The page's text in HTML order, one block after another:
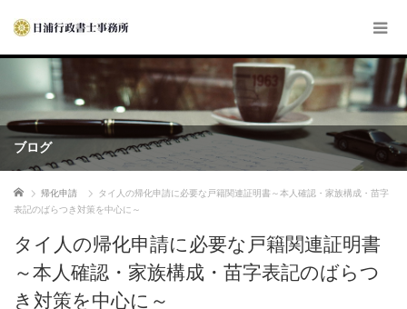
ブログ
ホーム 帰化申請
タイ人の帰化申請に必要な戸籍関連証明書～本人確認・家族構成・苗字
表記のばらつき対策を中心に～
タイ人の帰化申請に必要な戸籍関連証明書
～本人確認・家族構成・苗字表記のばらつ
き対策を中心に～